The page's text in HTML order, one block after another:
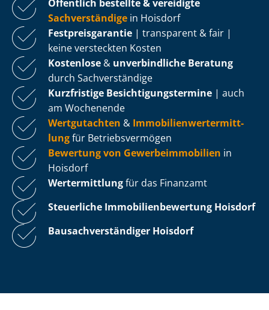
Öffentlich bestellte & vereidigte
Sachverständige in Hoisdorf
Fest­preis­ga­ran­tie | transparent & fair |
keine versteckten Kosten
Kostenlose & unverbindliche Beratung
durch Sachverständige
Kurzfristige Be­sich­ti­gungs­ter­mi­ne | auch
am Wochenende
Wertgutachten & Im­mo­bi­li­en­wert­ermitt­
lungfür Be­triebs­ver­mö­gen
Bewertung von Ge­wer­be­im­mo­bi­li­en in
Hoisdorf
Wertermittlungfür das Finanzamt
Steuerliche Im­mo­bi­li­en­be­wer­tung Hoisdorf
Bau­sach­ver­stän­di­ger Hoisdorf